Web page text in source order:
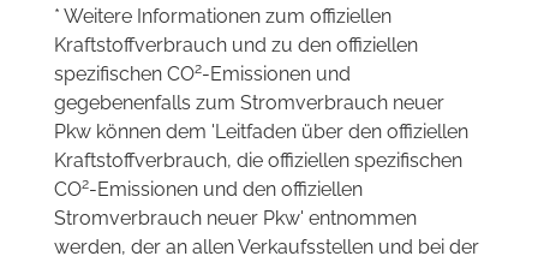
* Weitere Informationen zum offiziellen
Kraftstoffverbrauch und zu den offiziellen
spezifischen CO2-Emissionen und
gegebenenfalls zum Stromverbrauch neuer
Pkw können dem 'Leitfaden über den offiziellen
Kraftstoffverbrauch, die offiziellen spezifischen
CO2-Emissionen und den offiziellen
Stromverbrauch neuer Pkw' entnommen
werden, der an allen Verkaufsstellen und bei der